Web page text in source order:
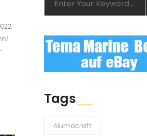
Tags
Alumacraft